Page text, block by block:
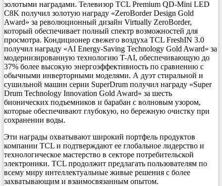
золотыми наградами. Телевизор TCL Premium QD-Mini LED
C8K получил золотую награду «ZeroBorder Design Gold
Award» за революционный дизайн Virtually ZeroBorder,
который обеспечивает полный спектр возможностей для
просмотра. Кондиционер свежего воздуха TCL FreshIN 3.0
получил награду «AI Energy-Saving Technology Gold Award» за
модернизированную технологию T-AI, обеспечивающую до
37% более высокую энергоэффективность по сравнению с
обычными инверторными моделями. А дуэт стиральной и
сушильной машин серии SuperDrum получил награду «Super
Drum Technology Innovation Gold Award» за шесть
бионических подъемников и барабан с волновым узором,
которые обеспечивают глубокую, но бережную очистку при
сохранении воды.
Эти награды охватывают широкий портфель продуктов
компании TCL и подтверждают ее глобальное лидерство и
технологическое мастерство в секторе потребительской
электроники. TCL продолжит предлагать пользователям по
всему миру интеллектуальные живые решения с более
захватывающим и взаимосвязанным опытом.